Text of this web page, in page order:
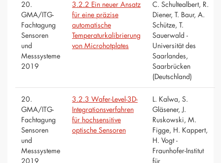
20.
GMA/ITG-
Fachtagung
Sensoren
und
Messsysteme
2019
3.2.2 Ein neuer Ansatz
für eine präzise
automatische
Temperaturkalibrierung
von Microhotplates
C. Schultealbert, R.
Diener, T. Baur, A.
Schütze, T.
Sauerwald -
Universität des
Saarlandes,
Saarbrücken
(Deutschland)
20.
GMA/ITG-
Fachtagung
Sensoren
und
Messsysteme
2019
3.2.3 Wafer-Level-3D-
Integrationsverfahren
für hochsensitive
optische Sensoren
L. Kalwa, S.
Gläsener, J.
Ruskowski, M.
Figge, H. Kappert,
H. Vogt -
Fraunhofer-Institut
für